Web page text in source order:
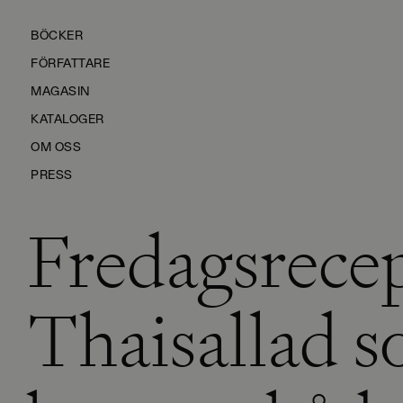
BÖCKER
FÖRFATTARE
MAGASIN
KATALOGER
OM OSS
PRESS
KONTAKTA OSS
HÅLLBARHET
Thaisallad